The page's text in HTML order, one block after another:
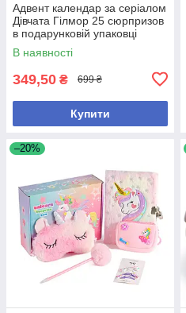
Адвент календар за серіалом
Дівчата Гілмор 25 сюрпризов
в подарунковій упаковці
В наявності
349,50 ₴ 699 ₴
Купити
–20%